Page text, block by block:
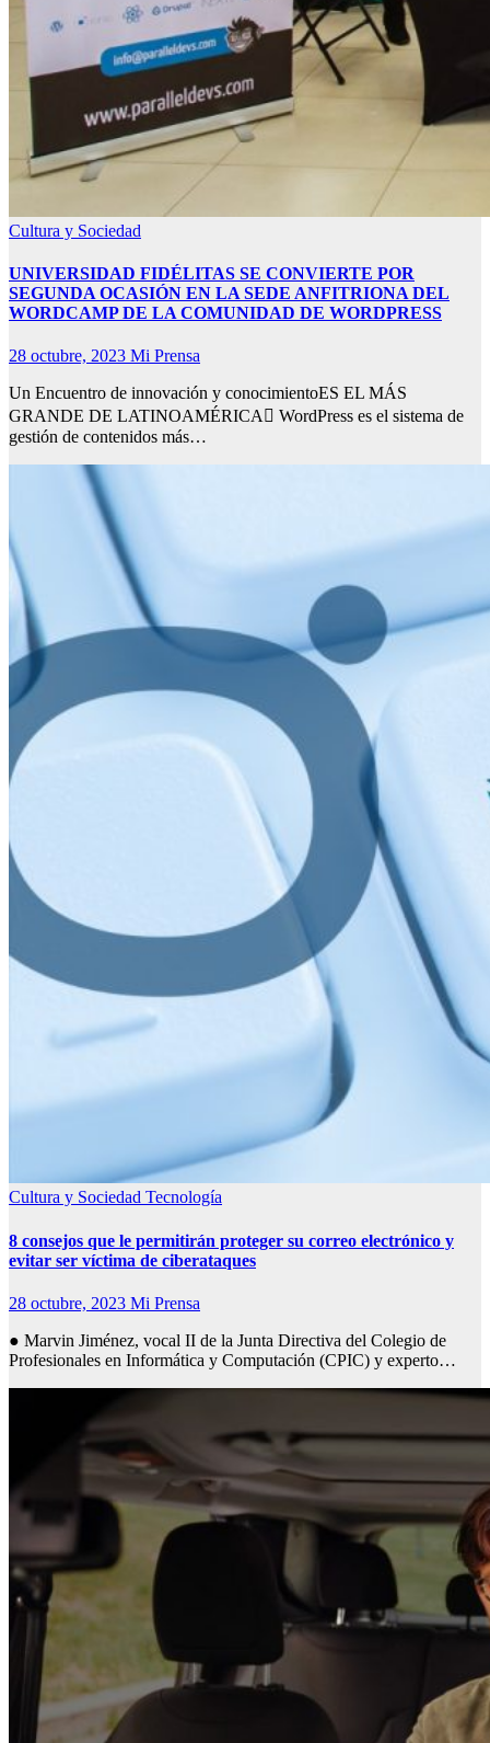
Cultura y Sociedad
UNIVERSIDAD FIDÉLITAS SE CONVIERTE POR
SEGUNDA OCASIÓN EN LA SEDE ANFITRIONA DEL
WORDCAMP DE LA COMUNIDAD DE WORDPRESS
28 octubre, 2023 Mi Prensa
Un Encuentro de innovación y conocimientoES EL MÁS
GRANDE DE LATINOAMÉRICA WordPress es el sistema de
gestión de contenidos más…
Cultura y Sociedad Tecnología
8 consejos que le permitirán proteger su correo electrónico y
evitar ser víctima de ciberataques
28 octubre, 2023 Mi Prensa
● Marvin Jiménez, vocal II de la Junta Directiva del Colegio de
Profesionales en Informática y Computación (CPIC) y experto…